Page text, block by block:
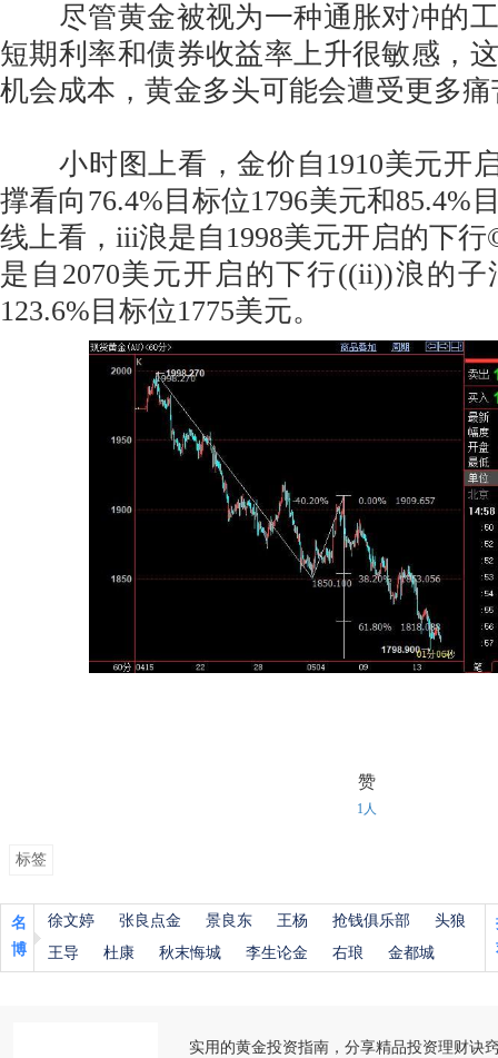
尽管黄金被视为一种通胀对冲的工
短期利率和债券收益率上升很敏感，
机会成本，黄金多头可能会遭受更多
小时图上看，金价自1910美元开
撑看向76.4%目标位1796美元和85.4%
线上看，iii浪是自1998美元开启的下
是自2070美元开启的下行((ii))浪的
123.6%目标位1775美元。
赞
1人
标签
名
博
徐文婷 张良点金 景良东 王杨 抢钱俱乐部
头狼
王导
杜康 秋末悔城 李生论金 右琅 金都城
实用的黄金投资指南，分享精品投资理财诀